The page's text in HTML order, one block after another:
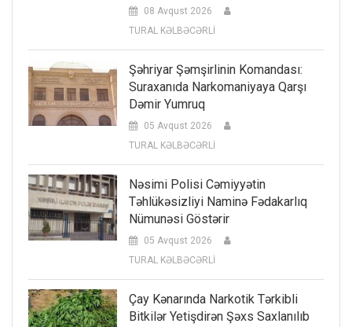
08 Avqust 2026
TURAL KƏLBƏCƏRLİ
Şəhriyar Şəmşirlinin Komandası:
Suraxanıda Narkomaniyaya Qarşı
Dəmir Yumruq
05 Avqust 2026
TURAL KƏLBƏCƏRLİ
Nəsimi Polisi Cəmiyyətin
Təhlükəsizliyi Naminə Fədakarlıq
Nümunəsi Göstərir
05 Avqust 2026
TURAL KƏLBƏCƏRLİ
Çay Kənarında Narkotik Tərkibli
Bitkilər Yetişdirən Şəxs Saxlanılıb